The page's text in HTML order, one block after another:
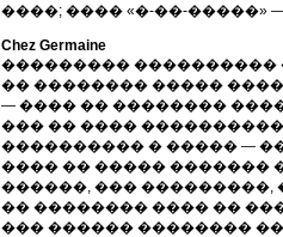
����; ���� «�-��-�����» —
Chez Germaine
���������
�� �������� �����
— ���� �� ��������
��� �� ����
���������� � ����� —
���� �� ����� �������
������, ��� ���������,
�� �������� ���� ��
��� ������ ��������